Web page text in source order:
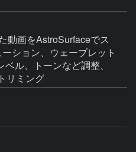
動画をAstroSurfaceでス
ション、ウェーブレット
ル、トーンなど調整、
リミング